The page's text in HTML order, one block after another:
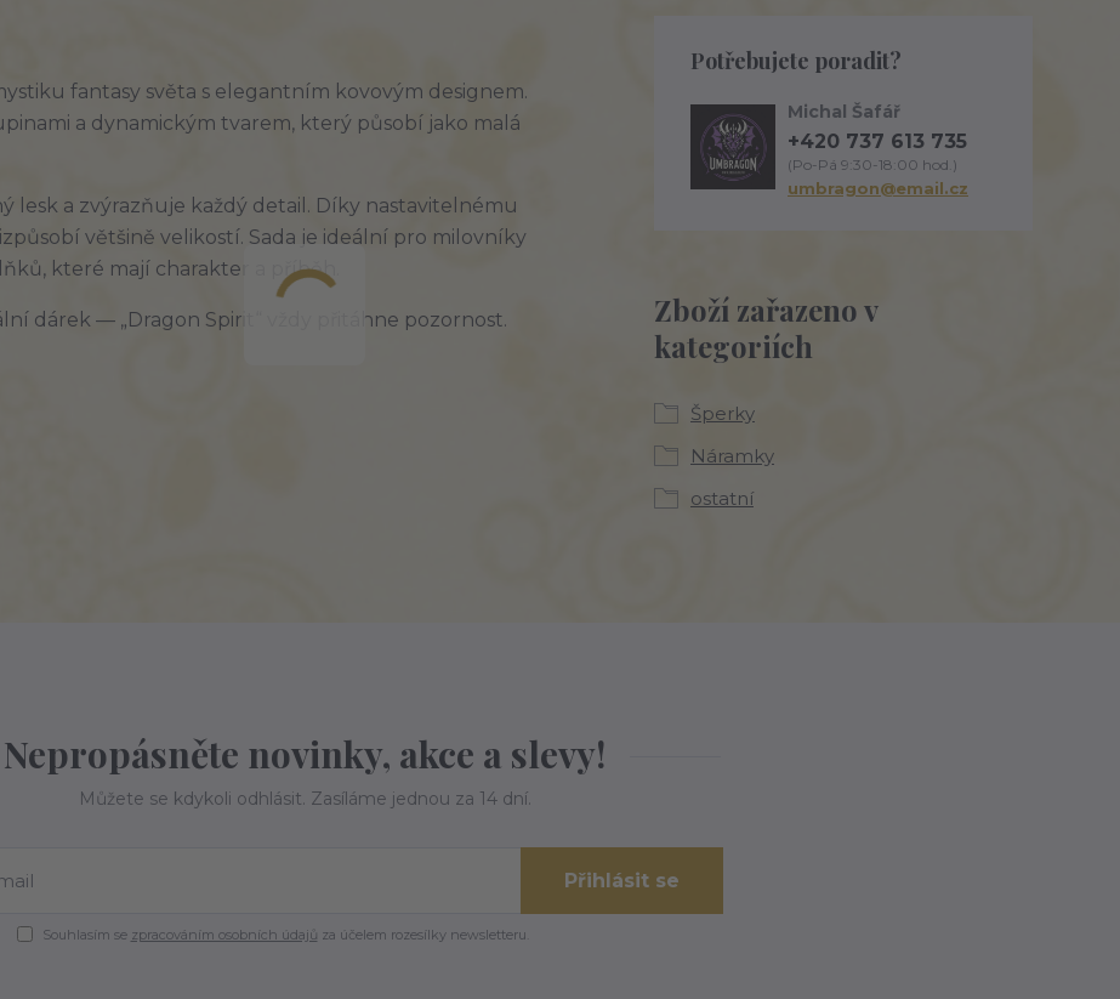
fantasy světa s elegantním kovovým designem.
a dynamickým tvarem, který působí jako malá
lesk a zvýrazňuje každý detail. Díky nastavitelnému
většině velikostí. Sada je ideální pro milovníky
které mají charakter a příběh.
dárek — „Dragon Spirit“ vždy přitáhne pozornost.
Zboží zařazeno v
kategoriích
Šperky
Náramky
ostatní
Potřebujete poradit?
Michal Šafář
+420 737 613 735
(Po-Pá 9:30-18:00 hod.)
umbragon@email.cz
Nepropásněte novinky, akce a slevy!
Můžete se kdykoli odhlásit. Zasíláme jednou za 14 dní.
Přihlásit se
Souhlasím se zpracováním osobních údajů za účelem rozesílky newsletteru.